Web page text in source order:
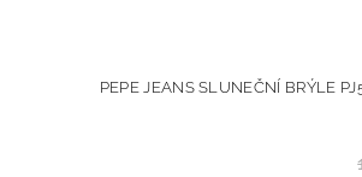
PEPE JEANS SLUNEČNÍ BRÝLE